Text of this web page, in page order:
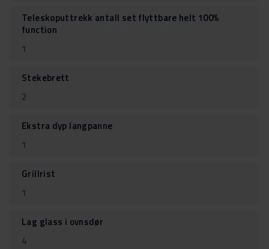
Teleskoputtrekk antall set flyttbare helt 100%
function
1
Stekebrett
2
Ekstra dyp langpanne
1
Grillrist
1
Lag glass i ovnsdør
4